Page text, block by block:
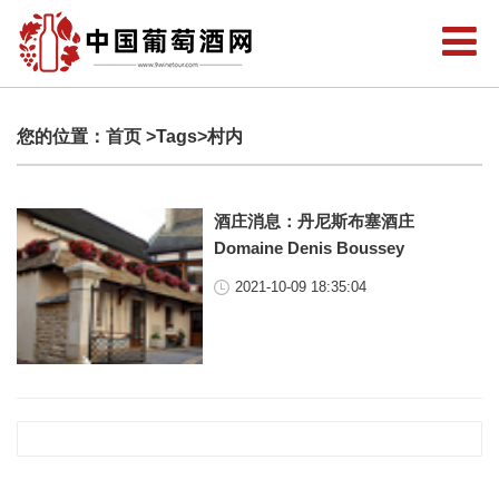
您的位置： 首页 >Tags>村内
酒庄消息：丹尼斯布塞酒庄
Domaine Denis Boussey
2021-10-09 18:35:04